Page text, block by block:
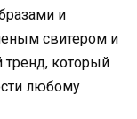
и
свитером и
который
любому